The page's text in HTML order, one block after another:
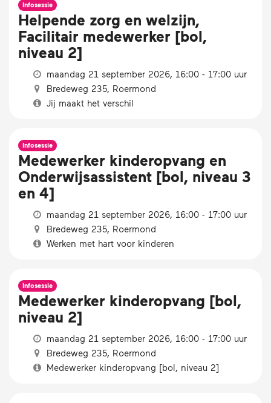
Infosessie
Helpende zorg en welzijn,
Facilitair medewerker [bol,
niveau 2]
maandag 21 september 2026, 16:00 - 17:00 uur
Bredeweg 235, Roermond
Jij maakt het verschil
Infosessie
Medewerker kinderopvang en
Onderwijsassistent [bol, niveau 3
en 4]
maandag 21 september 2026, 16:00 - 17:00 uur
Bredeweg 235, Roermond
Werken met hart voor kinderen
Infosessie
Medewerker kinderopvang [bol,
niveau 2]
maandag 21 september 2026, 16:00 - 17:00 uur
Bredeweg 235, Roermond
Medewerker kinderopvang [bol, niveau 2]